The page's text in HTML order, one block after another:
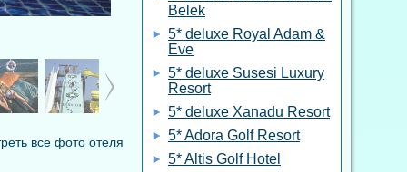
все фото отеля
Belek
5* deluxe Royal Adam &
Eve
5* deluxe Susesi Luxury
Resort
5* deluxe Xanadu Resort
5* Adora Golf Resort
5* Altis Golf Hotel